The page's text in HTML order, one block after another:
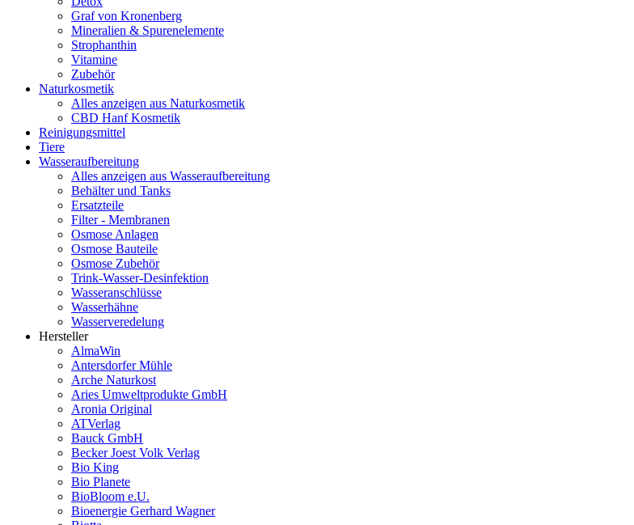
Graf von Kronenberg
Mineralien & Spurenelemente
Strophanthin
Vitamine
Zubehör
Naturkosmetik
Alles anzeigen aus Naturkosmetik
CBD Hanf Kosmetik
Reinigungsmittel
Tiere
Wasseraufbereitung
Alles anzeigen aus Wasseraufbereitung
Behälter und Tanks
Ersatzteile
Filter - Membranen
Osmose Anlagen
Osmose Bauteile
Osmose Zubehör
Trink-Wasser-Desinfektion
Wasseranschlüsse
Wasserhähne
Wasserveredelung
Hersteller
AlmaWin
Antersdorfer Mühle
Arche Naturkost
Aries Umweltprodukte GmbH
Aronia Original
ATVerlag
Bauck GmbH
Becker Joest Volk Verlag
Bio King
Bio Planete
BioBloom e.U.
Bioenergie Gerhard Wagner